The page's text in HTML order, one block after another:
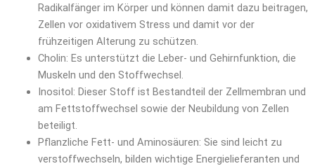
Radikalfänger im Körper und können damit dazu beitragen,
Zellen vor oxidativem Stress und damit vor der
frühzeitigen Alterung zu schützen.
Cholin: Es unterstützt die Leber- und Gehirnfunktion, die
Muskeln und den Stoffwechsel.
Inositol: Dieser Stoff ist Bestandteil der Zellmembran und
am Fettstoffwechsel sowie der Neubildung von Zellen
beteiligt.
Pflanzliche Fett- und Aminosäuren: Sie sind leicht zu
verstoffwechseln, bilden wichtige Energielieferanten und